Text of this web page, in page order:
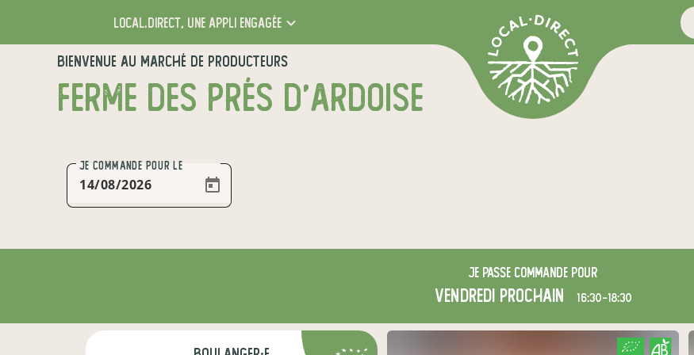
local.direct, une appli engagée
BIENVENUE AU MARCHÉ DE PRODUCTEURS
FERME DES PRÉS D’ARDOISE
JE COMMANDE POUR LE
Je passe commande pour
vendredi prochain 16:30-18:30